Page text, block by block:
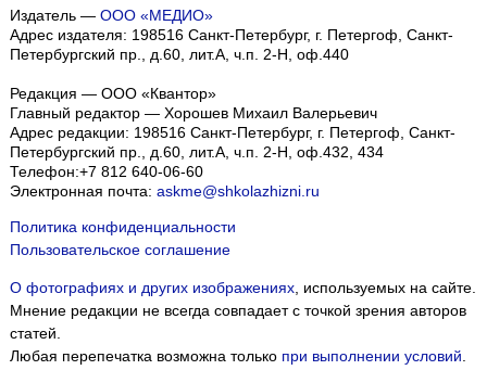
Издатель — ООО «МЕДИО»
Адрес издателя: 198516 Санкт-Петербург, г. Петергоф, Санкт-
Петербургский пр., д.60, лит.А, ч.п. 2-Н, оф.440
Редакция — ООО «Квантор»
Главный редактор — Хорошев Михаил Валерьевич
Адрес редакции: 198516 Санкт-Петербург, г. Петергоф Санкт-
Петербургский пр., д.60, лит.А, ч.п. 2-Н, оф.432, 434
Телефон:+7 812 640-06-60
Электронная почта: askme@shkolazhizni.ru
Политика конфиденциальности
Пользовательское соглашение
О фотографиях и других изображениях, используемых на сайте.
Мнение редакции не всегда совпадает с точкой зрения авторов
статей.
Любая перепечатка возможна только при выполнении условий